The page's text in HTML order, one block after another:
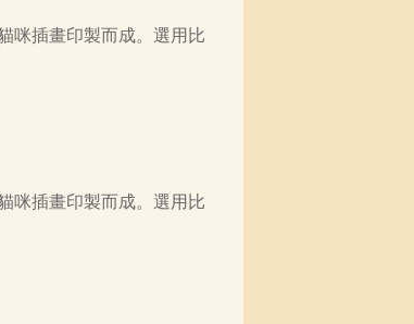
咪插畫印製而成。選用比
咪插畫印製而成。選用比